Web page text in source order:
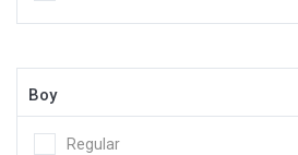
Boy
Regular